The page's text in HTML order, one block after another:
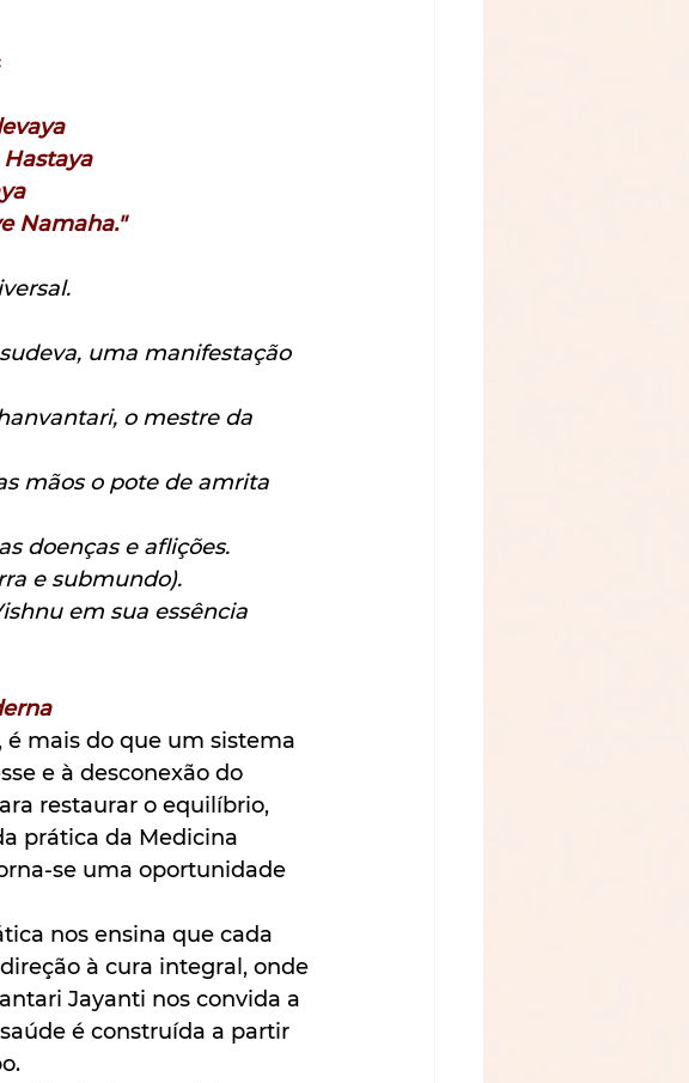
Namaha."
uma manifestação
o mestre da
mãos o pote de amrita
doenças e aflições.
e submundo).
em sua essência
mais do que um sistema
e à desconexão do
restaurar o equilíbrio,
prática da Medicina
se uma oportunidade
nos ensina que cada
à cura integral, onde
Jayanti nos convida a
é construída a partir